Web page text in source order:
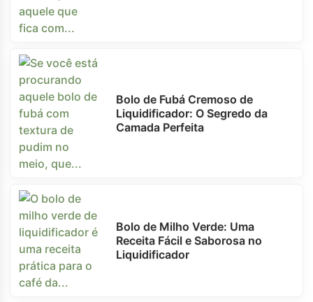
Bolo de Fubá Cremoso de
Liquidificador: O Segredo da
Camada Perfeita
Bolo de Milho Verde: Uma
Receita Fácil e Saborosa no
Liquidificador